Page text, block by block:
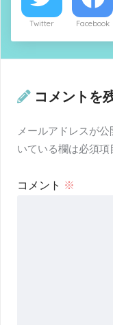
Twitter Facebook
コメントを
メールアドレスが公
いている欄は必須項
コメント ※